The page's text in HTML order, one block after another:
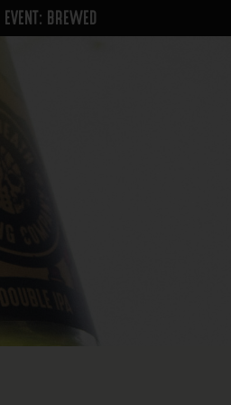
BREWED